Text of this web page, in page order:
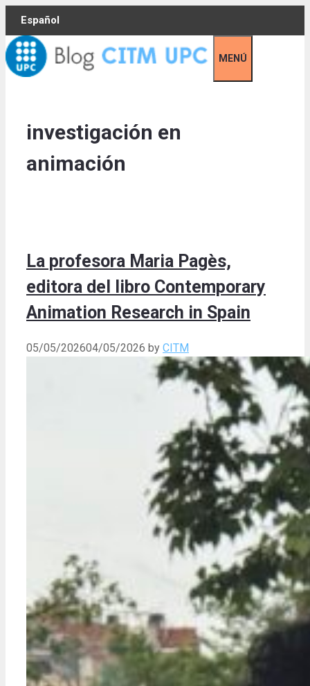
Skip
content
Español
MENÚ
investigación en
animación
La profesora Maria Pagès,
editora del libro Contemporary
Animation Research in Spain
05/05/202604/05/2026 by CITM